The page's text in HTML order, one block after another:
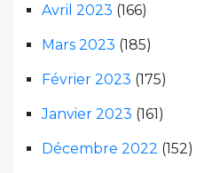
Avril 2023 (166)
Mars 2023 (185)
Février 2023 (175)
Janvier 2023 (161)
Décembre 2022 (152)